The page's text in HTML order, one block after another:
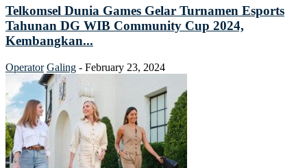
Telkomsel Dunia Games Gelar Turnamen Esports
Tahunan DG WIB Community Cup 2024,
Kembangkan...
Operator Galing - February 23, 2024